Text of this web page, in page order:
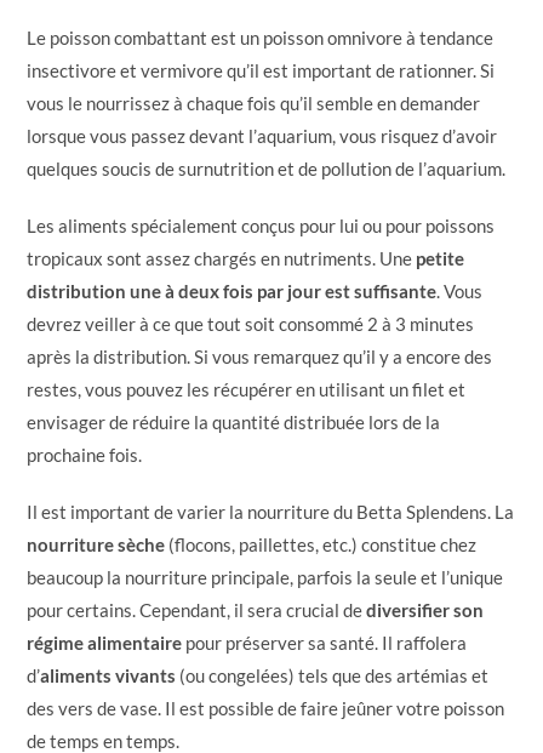
Le poisson combattant est un poisson omnivore à tendance
insectivore et vermivore qu’il est important de rationner. Si
vous le nourrissez à chaque fois qu’il semble en demander
lorsque vous passez devant l’aquarium, vous risquez d’avoir
quelques soucis de surnutrition et de pollution de l’aquarium.
Les aliments spécialement conçus pour lui ou pour poissons
tropicaux sont assez chargés en nutriments. Une petite
distribution une à deux fois par jour est suffisante. Vous
devrez veiller à ce que tout soit consommé 2 à 3 minutes
après la distribution. Si vous remarquez qu’il y a encore des
restes, vous pouvez les récupérer en utilisant un filet et
envisager de réduire la quantité distribuée lors de la
prochaine fois.
Il est important de varier la nourriture du Betta Splendens. La
nourriture sèche (flocons, paillettes, etc.) constitue chez
beaucoup la nourriture principale, parfois la seule et l’unique
pour certains. Cependant, il sera crucial dediversifier son
régime alimentaire pour préserver sa santé. Il raffolera
d’aliments vivants (ou congelées) tels que des artémias et
des vers de vase. Il est possible de faire jeûner votre poisson
de temps en temps.